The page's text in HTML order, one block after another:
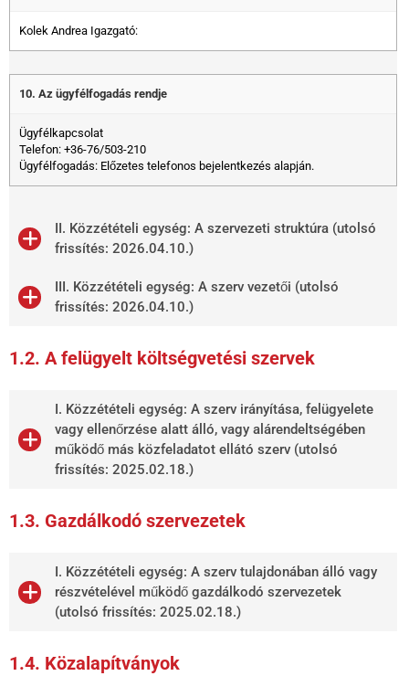
Kolek Andrea Igazgató:
10. Az ügyfélfogadás rendje
Ügyfélkapcsolat
Telefon: +36-76/503-210
Ügyfélfogadás: Előzetes telefonos bejelentkezés alapján.
II. Közzétételi egység: A szervezeti struktúra (utolsó
frissítés: 2026.04.10.)
III. Közzétételi egység: A szerv vezetői (utolsó
frissítés: 2026.04.10.)
1.2. A felügyelt költségvetési szervek
I. Közzétételi egység: A szerv irányítása, felügyelete
vagy ellenőrzése alatt álló, vagy alárendeltségében
működő más közfeladatot ellátó szerv (utolsó
frissítés: 2025.02.18.)
1.3. Gazdálkodó szervezetek
I. Közzétételi egység: A szerv tulajdonában álló vagy
részvételével működő gazdálkodó szervezetek
(utolsó frissítés: 2025.02.18.)
1.4. Közalapítványok